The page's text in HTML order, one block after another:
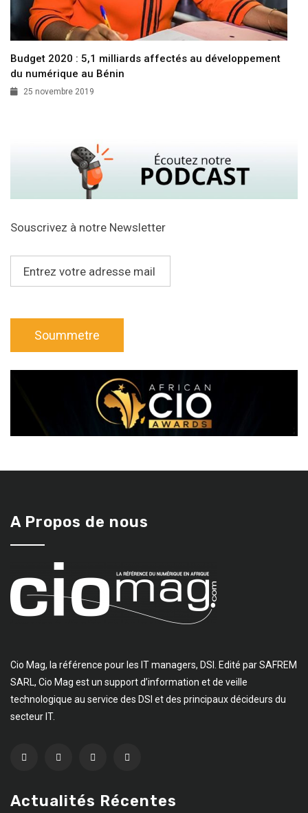
Budget 2020 : 5,1 milliards affectés au développement
du numérique au Bénin
25 novembre 2019
Souscrivez à notre Newsletter
A Propos de nous
Cio Mag, la référence pour les IT managers, DSI. Edité par SAFREM
SARL, Cio Mag est un support d’information et de veille
technologique au service des DSI et des principaux décideurs du
secteur IT.
Actualités Récentes